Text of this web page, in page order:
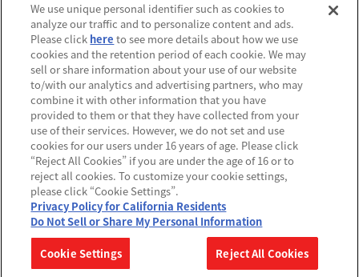
お問い合わせ 個人情報保護方針
利用規約
Do Not Sell or Share My Personal
Information
アレルギー情報
©BANDAI
▼コピーライト一覧を表示する
We use unique personal identifier such as cookies to
analyze our traffic and to personalize content and ads.
Please click here to see more details about how we use
cookies and the retention period of each cookie. We may
sell or share information about your use of our website
to/with our analytics and advertising partners, who may
combine it with other information that you have
provided to them or that they have collected from your
use of their services. However, we do not set and use
cookies for our users under 16 years of age. Please click
“Reject All Cookies” if you are under the age of 16 or to
reject all cookies. To customize your cookie settings,
please click “Cookie Settings”.
Privacy Policy for California Residents
Do Not Sell or Share My Personal Information
Cookie Settings Reject All Cookies